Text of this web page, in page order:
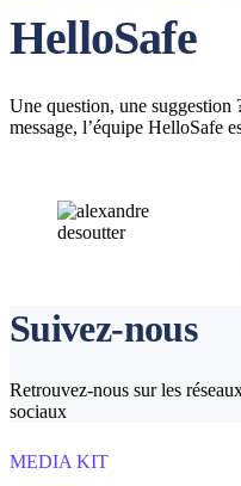
HelloSafe
Une question, une suggestion
message, l’équipe HelloSafe
Suivez-nous
Retrouvez-nous sur les
sociaux
MEDIA KIT